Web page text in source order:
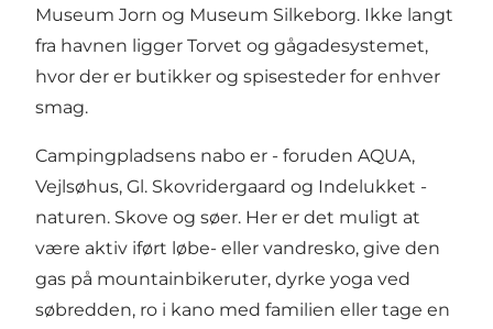
Museum Jorn og Museum Silkeborg. Ikke langt
fra havnen ligger Torvet og gågadesystemet,
hvor der er butikker og spisesteder for enhver
smag.
Campingpladsens nabo er - foruden AQUA,
Vejlsøhus, Gl. Skovridergaard og Indelukket -
naturen. Skove og søer. Her er det muligt at
være aktiv iført løbe- eller vandresko, give den
gas på mountainbikeruter, dyrke yoga ved
søbredden, ro i kano med familien eller tage en